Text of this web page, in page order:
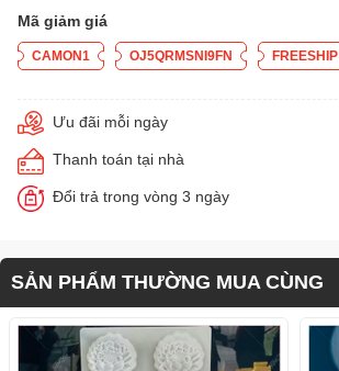
Mã giảm giá
CAMON1 OJ5QRMSNI9FN FREESHIP
Ưu đãi mỗi ngày
Thanh toán tại nhà
Đổi trả trong vòng 3 ngày
SẢN PHẨM THƯỜNG MUA CÙNG